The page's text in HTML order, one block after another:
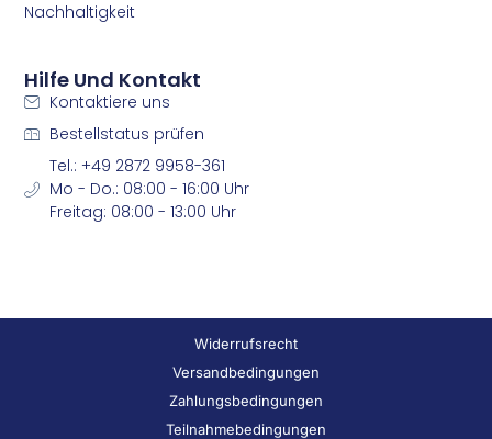
Nachhaltigkeit
Hilfe Und Kontakt
Kontaktiere uns
Bestellstatus prüfen
Tel.: +49 2872 9958-361
Mo - Do.: 08:00 - 16:00 Uhr
Freitag: 08:00 - 13:00 Uhr
Widerrufsrecht
Versandbedingungen
Zahlungsbedingungen
Teilnahmebedingungen